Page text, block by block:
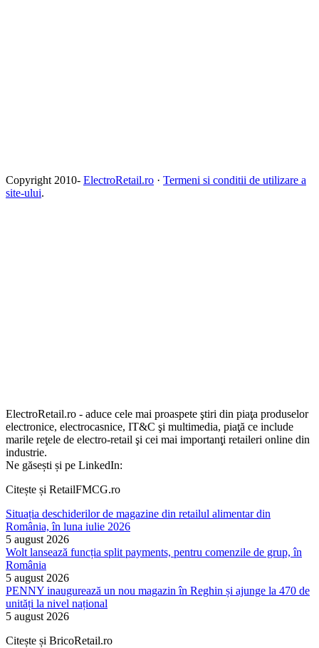
Copyright 2010- ElectroRetail.ro · Termeni si conditii de utilizare a
site-ului.
ElectroRetail.ro - aduce cele mai proaspete ştiri din piaţa produselor
electronice, electrocasnice, IT&C şi multimedia, piaţă ce include
marile reţele de electro-retail şi cei mai importanţi retaileri online din
industrie.
Ne găsești și pe LinkedIn:
Citește și RetailFMCG.ro
Situația deschiderilor de magazine din retailul alimentar din
România, în luna iulie 2026
5 august 2026
Wolt lansează funcția split payments, pentru comenzile de grup, în
România
5 august 2026
PENNY inaugurează un nou magazin în Reghin și ajunge la 470 de
unități la nivel național
5 august 2026
Citește și BricoRetail.ro